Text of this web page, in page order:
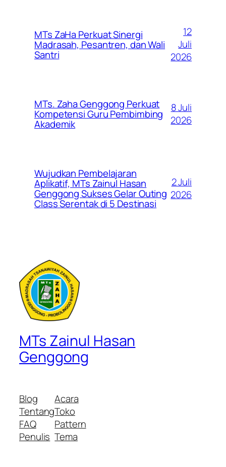
MTs ZaHa Perkuat Sinergi
Madrasah, Pesantren, dan Wali
Santri
12
Juli
2026
MTs. Zaha Genggong Perkuat
Kompetensi Guru Pembimbing
Akademik
8 Juli
2026
Wujudkan Pembelajaran
Aplikatif, MTs Zainul Hasan
Genggong Sukses Gelar Outing
Class Serentak di 5 Destinasi
2 Juli
2026
MTs Zainul Hasan
Genggong
Blog
Tentang
FAQ
Penulis
Acara
Toko
Pattern
Tema